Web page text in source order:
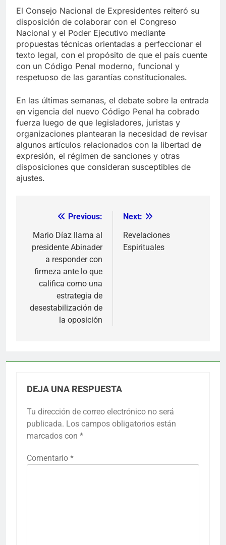
El Consejo Nacional de Expresidentes reiteró su
disposición de colaborar con el Congreso
Nacional y el Poder Ejecutivo mediante
propuestas técnicas orientadas a perfeccionar el
texto legal, con el propósito de que el país cuente
con un Código Penal moderno, funcional y
respetuoso de las garantías constitucionales.
En las últimas semanas, el debate sobre la entrada
en vigencia del nuevo Código Penal ha cobrado
fuerza luego de que legisladores, juristas y
organizaciones plantearan la necesidad de revisar
algunos artículos relacionados con la libertad de
expresión, el régimen de sanciones y otras
disposiciones que consideran susceptibles de
ajustes.
Navegación
de
entradas
Previous:
Mario Díaz llama al
presidente Abinader
a responder con
firmeza ante lo que
califica como una
estrategia de
desestabilización de
la oposición
Next:
Revelaciones
Espirituales
DEJA UNA RESPUESTA
Tu dirección de correo electrónico no será
publicada. Los campos obligatorios están
marcados con *
Comentario *